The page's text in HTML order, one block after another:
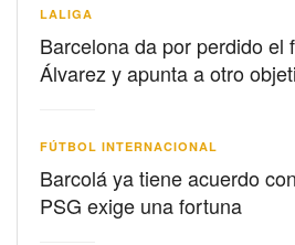
LALIGA
Barcelona da por perdido el
Álvarez y apunta a otro
FÚTBOL INTERNACIONAL
Barcolá ya tiene acuerdo
PSG exige una fortuna